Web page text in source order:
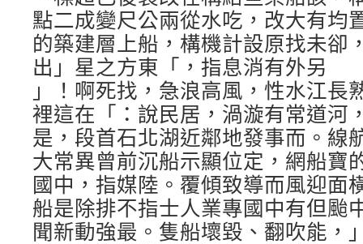
點二成變尺公兩從水吃，改大有均
的築建層上船，構機計設原找未卻
出」星之方東「，指息消有外另
」！啊死找，急浪高風，性水江長
裡這在「：說民居，渦漩有常道河
是，段首石北湖近鄰地發事而。線
大常異曾前沉船示顯位定，網船寶
國中，指媒陸。覆傾致導而風迎面
船是除排不指士人業專國中有但颱
聞新動強最。隻船壞毀、翻吹能，